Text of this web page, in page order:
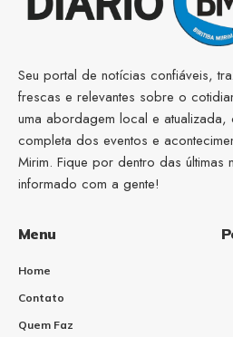
Seu portal de notícias confiáveis,
frescas e relevantes sobre o
uma abordagem local e
completa dos eventos e
Mirim. Fique por dentro das últimas
informado com a gente!
Menu
Home
Contato
Quem Faz